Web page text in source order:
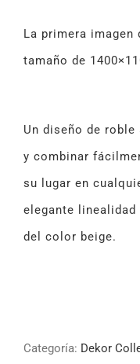
La primera imagen
tamaño de
Un diseño de
y combinar
su lugar en
elegante
del color beige.
Categoría: Dekor